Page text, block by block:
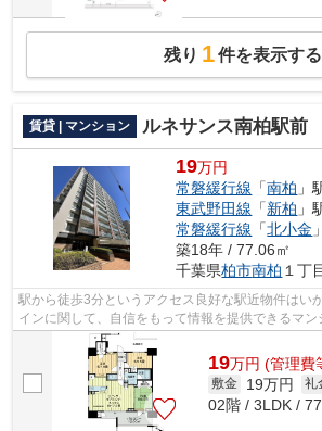
残り 1件を表示する
賃貸 | マンション ルネサンス南柏駅前
19万円
常磐緩行線 「南柏 」
東武野田線 「新柏 」
常磐緩行線 「北小金
築18年 / 77.06㎡
千葉県柏市南柏 １丁
駅から徒歩3分というアクセス良好な駅近物件はい
インに関して、自信をもって情報を提供できるマ
ー付き物件です。柏店でなら、柏市の望...
19万円 (管理費
敷金 19万円 礼
02階 / 3LDK /